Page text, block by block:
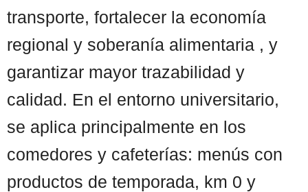
transporte, fortalecer la economía
regional y soberanía alimentaria , y
garantizar mayor trazabilidad y
calidad. En el entorno universitario,
se aplica principalmente en los
comedores y cafeterías: menús con
productos de temporada, km 0 y